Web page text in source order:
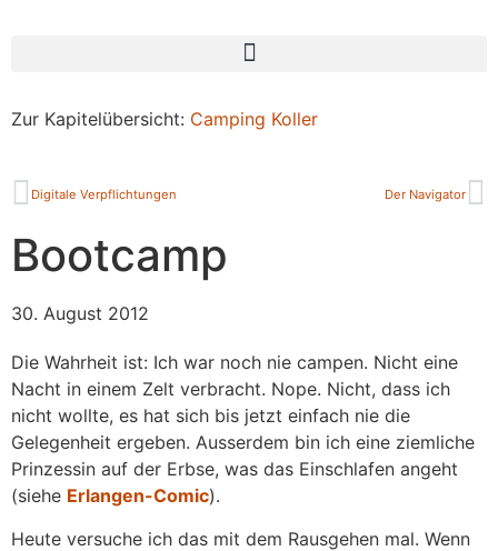
Zur Kapitelübersicht: Camping Koller
Digitale Verpflichtungen Der Navigator
Bootcamp
30. August 2012
Die Wahrheit ist: Ich war noch nie campen. Nicht eine
Nacht in einem Zelt verbracht. Nope. Nicht, dass ich
nicht wollte, es hat sich bis jetzt einfach nie die
Gelegenheit ergeben. Ausserdem bin ich eine ziemliche
Prinzessin auf der Erbse, was das Einschlafen angeht
(siehe Erlangen-Comic).
Heute versuche ich das mit dem Rausgehen mal. Wenn